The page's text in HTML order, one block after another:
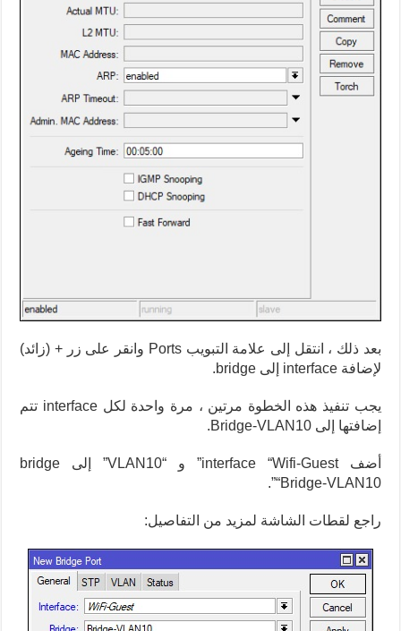
بعد ذلك ، انتقل إلى علامة التبويب Ports وانقر على زر + (زائد)
لإضافة interface إلى bridge.
يجب تنفيذ هذه الخطوة مرتين ، مرة واحدة لكل interface تتم
إضافتها إلى Bridge-VLAN10.
أضف interface “Wifi-Guest” و “VLAN10” إلى bridge
“Bridge-VLAN10”.
راجع لقطات الشاشة لمزيد من التفاصيل: